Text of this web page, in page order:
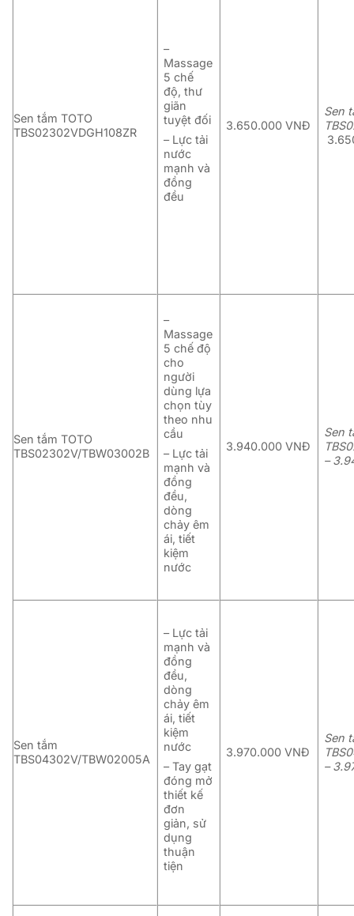
Sen tắm TOTO
TBS02302VDGH108ZR
–
Massage
5 chế
độ, thư
giãn
tuyệt đối
– Lực tải
nước
mạnh và
đồng
đều
3.650.000 VNĐ
Sen
Sen tắm TOTO
TBS02302V/TBW03002B
–
Massage
5 chế độ
cho
người
dùng lựa
chọn tùy
theo nhu
cầu
– Lực tải
mạnh và
đồng
đều,
dòng
chảy êm
ái, tiết
kiệm
nước
3.940.000 VNĐ
Sen
–
Sen tắm
TBS04302V/TBW02005A
– Lực tải
mạnh và
đồng
đều,
dòng
chảy êm
ái, tiết
kiệm
nước
– Tay gạt
đóng mở
thiết kế
đơn
giản, sử
dụng
thuận
tiện
3.970.000 VNĐ
Sen
–